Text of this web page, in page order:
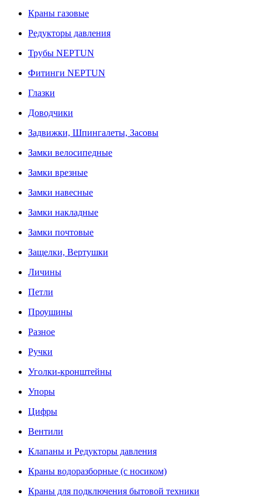
Краны газовые
Редукторы давления
Трубы NEPTUN
Фитинги NEPTUN
Глазки
Доводчики
Задвижки, Шпингалеты, Засовы
Замки велосипедные
Замки врезные
Замки навесные
Замки накладные
Замки почтовые
Защелки, Вертушки
Личины
Петли
Проушины
Разное
Ручки
Уголки-кронштейны
Упоры
Цифры
Вентили
Клапаны и Редукторы давления
Краны водоразборные (с носиком)
Краны для подключения бытовой техники